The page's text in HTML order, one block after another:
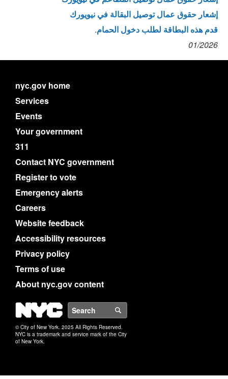
إشعار حقوق عمال توصيل البقالة في نيويورك
.قدم ھذه البطاقة لطلب دخول الحمام
01/2026
nyc.gov home
Services
Events
Your government
311
Contact NYC government
Register to vote
Emergency alerts
Careers
Website feedback
Accessibility resources
Privacy policy
Terms of use
About nyc.gov content
NYC
© City of New York. 2025 All Rights Reserved.
NYC is a trademark and service mark of the City
of New York.